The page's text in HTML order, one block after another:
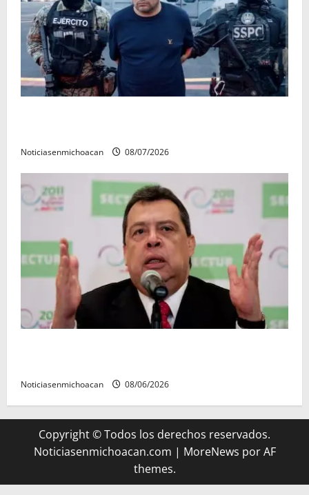
Noticiasenmichoacan 08/07/2026
Noticiasenmichoacan 08/06/2026
Copyright © Todos los derechos reservados.
Noticiasenmichoacan.com | MoreNews por AF
themes.